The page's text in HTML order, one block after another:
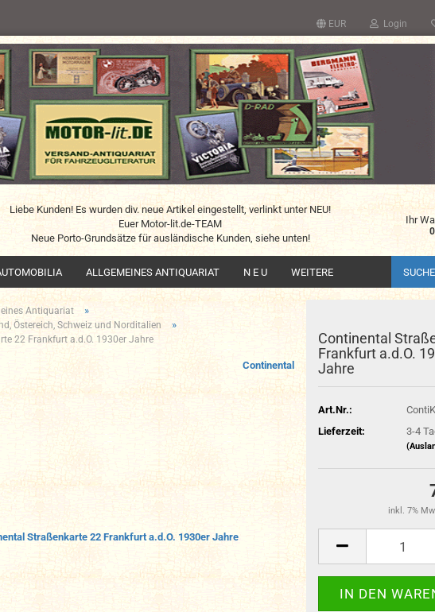
EUR Login
Liebe Kunden! Es wurden div. neue Artikel eingestellt, verlinkt unter NEU!
Euer Motor-lit.de-TEAM
Neue Porto-Grundsätze für ausländische Kunden, siehe unten!
Ihr
ALLGEMEINES ANTIQUARIAT N E U WEITERE
Antiquariat »
Östereich, Schweiz und Norditalien »
22 Frankfurt a.d.O. 1930er Jahre
Continental
Continental
Frankfurt a.d.O.
Jahre
Art.Nr.:
Lieferzeit:
3-4
inkl. 7%